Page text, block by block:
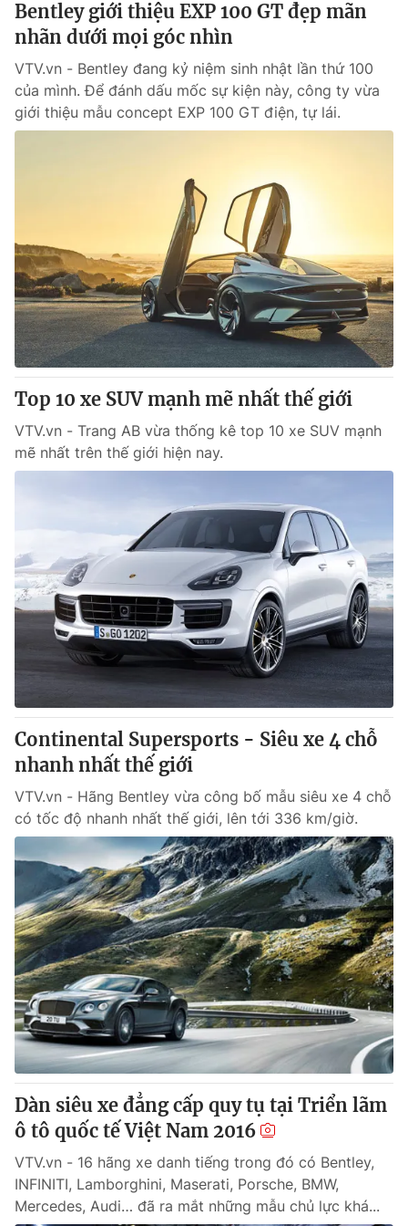
® Cấm sao chép dưới mọi hình thức nếu không có sự chấp
thuận bằng văn bản. Ghi rõ nguồn VTV.vn khi phát hành lại
thông tin từ website này.
Bentley giới thiệu EXP 100 GT đẹp mãn
nhãn dưới mọi góc nhìn
VTV.vn - Bentley đang kỷ niệm sinh nhật lần thứ 100
của mình. Để đánh dấu mốc sự kiện này, công ty vừa
giới thiệu mẫu concept EXP 100 GT điện, tự lái.
Top 10 xe SUV mạnh mẽ nhất thế giới
VTV.vn - Trang AB vừa thống kê top 10 xe SUV mạnh
mẽ nhất trên thế giới hiện nay.
Continental Supersports - Siêu xe 4 chỗ
nhanh nhất thế giới
VTV.vn - Hãng Bentley vừa công bố mẫu siêu xe 4 chỗ
có tốc độ nhanh nhất thế giới, lên tới 336 km/giờ.
Dàn siêu xe đẳng cấp quy tụ tại Triển lãm
ô tô quốc tế Việt Nam 2016
VTV.vn - 16 hãng xe danh tiếng trong đó có Bentley,
INFINITI, Lamborghini, Maserati, Porsche, BMW,
Mercedes, Audi… đã ra mắt những mẫu chủ lực khá...